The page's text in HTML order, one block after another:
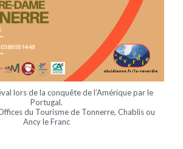
lors de la conquête de l’Amérique par le
Portugal.
du Tourisme de Tonnerre, Chablis ou
Ancy le Franc